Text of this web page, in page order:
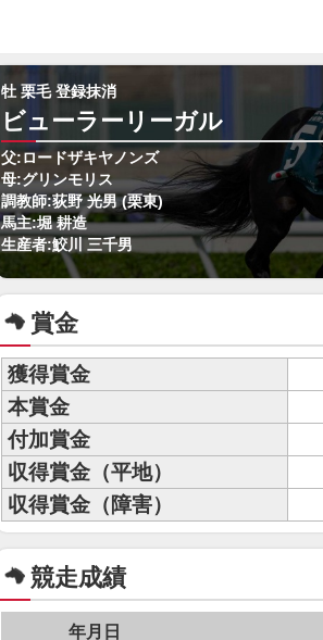
牡 栗毛 登録抹消
ビューラーリーガル
父:ロードザキヤノンズ
母:グリンモリス
調教師:荻野 光男 (栗東)
馬主:堀 耕造
生産者:鮫川 三千男
賞金
獲得賞金
本賞金
付加賞金
収得賞金（平地）
収得賞金（障害）
競走成績
年月日